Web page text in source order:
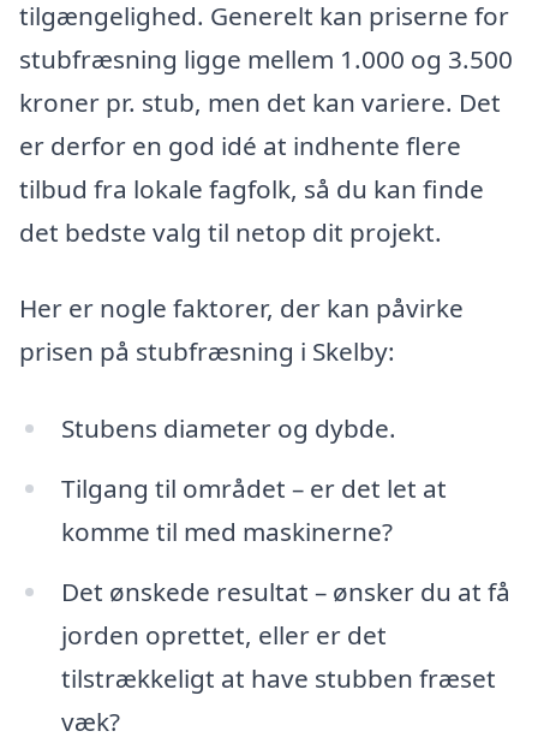
tilgængelighed. Generelt kan priserne for
stubfræsning ligge mellem 1.000 og 3.500
kroner pr. stub, men det kan variere. Det
er derfor en god idé at indhente flere
tilbud fra lokale fagfolk, så du kan finde
det bedste valg til netop dit projekt.
Her er nogle faktorer, der kan påvirke
prisen på stubfræsning i Skelby:
Stubens diameter og dybde.
Tilgang til området – er det let at
komme til med maskinerne?
Det ønskede resultat – ønsker du at få
jorden oprettet, eller er det
tilstrækkeligt at have stubben fræset
væk?